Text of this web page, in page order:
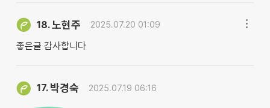
18.노현주 2025.07.20 01:09
좋은글 감사합니다
17. 박경숙 2025.07.19 06:16